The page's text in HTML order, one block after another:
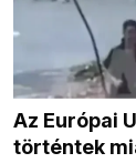
Az Európai
történtek